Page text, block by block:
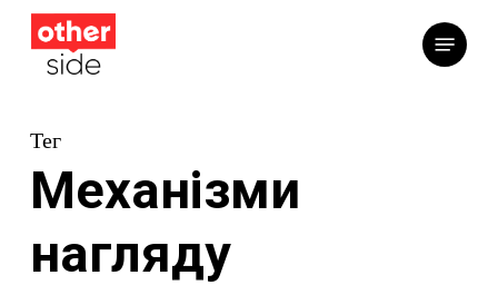
Перейти
основного
Меню
Тег
Механізми
нагляду